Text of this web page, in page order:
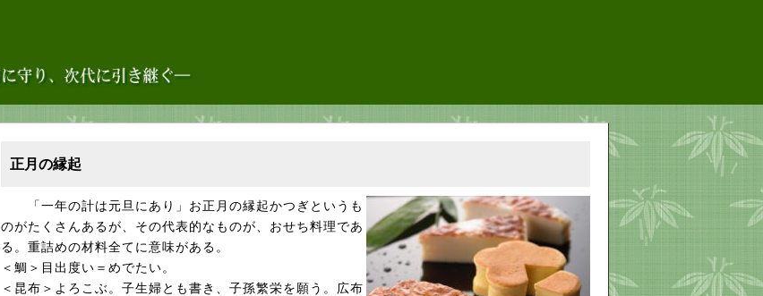
正月の縁起
「一年の計は元旦にあり」お正月の縁起かつぎというも
のがたくさんあるが、その代表的なものが、おせち料理であ
る。重詰めの材料全てに意味がある。
＜鯛＞目出度い＝めでたい。
＜昆布＞よろこぶ。子生婦とも書き、子孫繁栄を願う。広布